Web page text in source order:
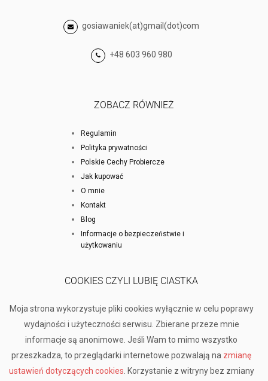
gosiawaniek(at)gmail(dot)com
+48 603 960 980
ZOBACZ RÓWNIEŻ
Regulamin
Polityka prywatności
Polskie Cechy Probiercze
Jak kupować
O mnie
Kontakt
Blog
Informacje o bezpieczeństwie i
użytkowaniu
COOKIES CZYLI LUBIĘ CIASTKA
Moja strona wykorzystuje pliki cookies wyłącznie w celu poprawy
wydajności i użyteczności serwisu. Zbierane przeze mnie
informacje są anonimowe. Jeśli Wam to mimo wszystko
przeszkadza, to przeglądarki internetowe pozwalają na zmianę
ustawień dotyczących cookies . Korzystanie z witryny bez zmiany